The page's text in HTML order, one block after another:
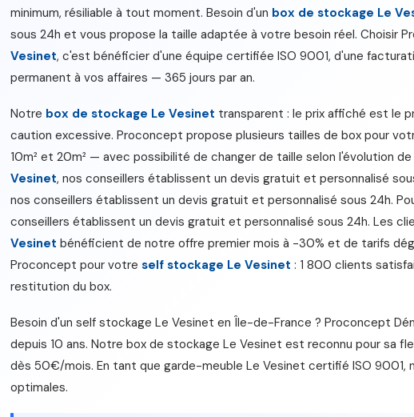
minimum, résiliable à tout moment. Besoin d'un box de stockage Le
sous 24h et vous propose la taille adaptée à votre besoin réel. Choisir
Vesinet, c'est bénéficier d'une équipe certifiée ISO 9001, d'une
permanent à vos affaires — 365 jours par an.
Notre box de stockage Le Vesinet transparent : le prix affiché est le
caution excessive. Proconcept propose plusieurs tailles de box pour
10m² et 20m² — avec possibilité de changer de taille selon l'évolution
Vesinet, nos conseillers établissent un devis gratuit et personnalisé
nos conseillers établissent un devis gratuit et personnalisé sous 24h.
conseillers établissent un devis gratuit et personnalisé sous 24h. Les
Vesinet bénéficient de notre offre premier mois à -30% et de tarifs
Proconcept pour votre self stockage Le Vesinet : 1 800 clients
restitution du box.
Besoin d'un self stockage Le Vesinet en Île-de-France ? Proconcept
depuis 10 ans. Notre box de stockage Le Vesinet est reconnu pour sa
dès 50€/mois. En tant que garde-meuble Le Vesinet certifié ISO 9001,
optimales.